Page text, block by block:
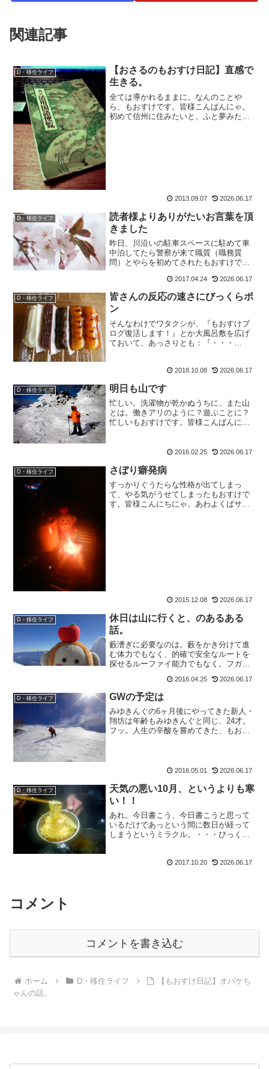
関連記事
D・移住ライフ
【おさるのもおすけ日記】直感で
生きる。
全ては導かれるままに。なんのことや
ら、もおすけです。皆様こんばんにゃ。
初めて信州に住みたいと、ふと夢みたい
2013.09.07 2026.06.17
D・移住ライフ
読者様よりありがたいお言葉を頂
きました
昨日、川沿いの駐車スペースに駐めて車
中泊してたら警察が来て職質（職務質
問）とやらを初めてされたもおすけで
の大好きなソーラーパフを車内でぶら下
げて寛いでいると長野の田舎では不審な
車に思われたらしく、どなたか...
2017.04.24 2026.06.17
D・移住ライフ
皆さんの反応の速さにびっくらポ
ン
そんなわけでワタクシが、『もおすけブ
ログ復活します！』とか大風呂敷を広げ
ておいて、あっさりとも：『・・・
おすけでございます。皆様 深夜に今晩
2018.10.08 2026.06.17
D・移住ライフ 明日も山です
忙しい。洗濯物が乾かぬうちに、また山
とは。働きアリのように？遊ぶことに？
忙しいもおすけです。皆様こんばんに
人生そのものなのですから。と、ワケわ
2016.02.25 2026.06.17
D・移住ライフ さぼり癖発病
すっかりぐうたらな性格が出てしまっ
て、やる気がうせてしまったもおすけで
す。皆様こんにちにゃ。あわよくばサボ
2015.12.08 2026.06.17
D・移住ライフ
休日は山に行くと、のあるある
話。
藪漕ぎに必要なのは。藪をかき分けて進
む体力でもなく、的確で安全なルートを
探せるルーファイ能力でもなく。フガ
ココロだと思います。皆様おぱよう、お
さるのもおすけでございます。休日、山
に行くと部屋が荒れます。こ...
2016.04.25 2026.06.17
D・移住ライフ GWの予定は
みゆきんぐの6ヶ月後にやってきた新人・
翔坊は年齢もみゆきんぐと同じ、24才。
フッ。人生の辛酸を嘗めてきた、もおす
「これは○○で△△...2016.05.01 2026.06.17
D・移住ライフ
天気の悪い10月、というよりも寒
い！！
あれ。今日書こう、今日書こうと思って
いるだけであっという間に数日が経って
しまうというミラクル。・・・びっくり
願う。それよりも。今年の秋は天気が悪
2017.10.20 2026.06.17
コメント
コメントを書き込む
ホーム D・移住ライフ
【もおすけ日記】オバケち
ゃんの話。